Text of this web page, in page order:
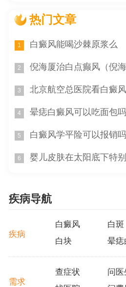
是在中午时分。给婴儿使用适合
涂。为婴儿选择透气性好的衣物
易过敏的婴儿，可以咨询医生是
4. 日常护理
除了防晒措施，正确的日常护
和白皙起着重要作用。保持婴儿
定期给婴儿进行按摩，可以促进
康。
保护婴儿的皮肤健康。根据医生
取额外的防护措施。
热门文章
1 白癜风能喝沙棘原浆么
2 倪海厦治白点癫风（倪海
3 北京航空总医院看白癜
4 晕痣白癜风可以吃面包吗
5 白癜风学平险可以报销吗
6 婴儿皮肤在太阳底下特
疾病导航
疾病
白癜风 白斑
白块
晕痣
需求
查症状 问医